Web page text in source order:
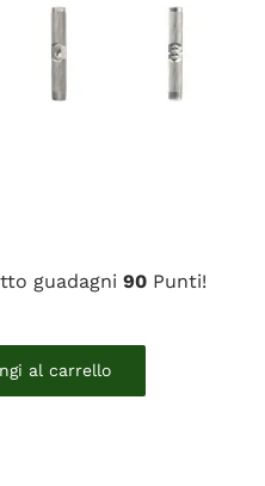
guadagni 90 Punti!
al carrello